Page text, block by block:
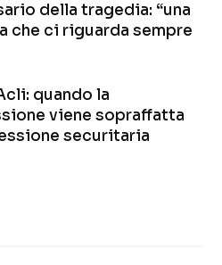
della tragedia: “una
che ci riguarda sempre
quando la
viene sopraffatta
securitaria